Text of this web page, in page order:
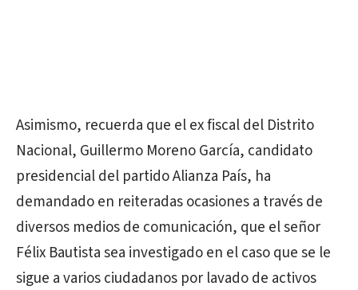
Asimismo, recuerda que el ex fiscal del Distrito
Nacional, Guillermo Moreno García, candidato
presidencial del partido Alianza País, ha
demandado en reiteradas ocasiones a través de
diversos medios de comunicación, que el señor
Félix Bautista sea investigado en el caso que se le
sigue a varios ciudadanos por lavado de activos